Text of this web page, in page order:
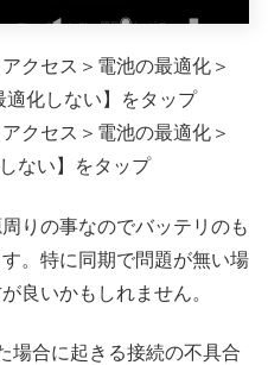
クセス＞電池の最適化＞
適化しない】をタップ
クセス＞電池の最適化＞
ない】をタップ
りの事なのでバッテリのも
。特に同期で問題が無い場
良いかもしれません。
場合に起きる接続の不具合